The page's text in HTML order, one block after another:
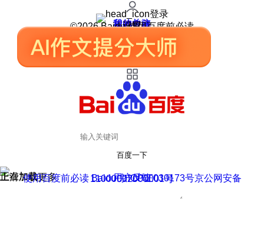
登录
我的关注
我的收藏
皮肤中心
用户反馈
设置
©2026 Baidu 使用百度前必读
百度一下
正在加载
上滑加载更多 用户反馈
使用百度前必读 Baidu 京ICP证030173号
京公网安备11000002000001号